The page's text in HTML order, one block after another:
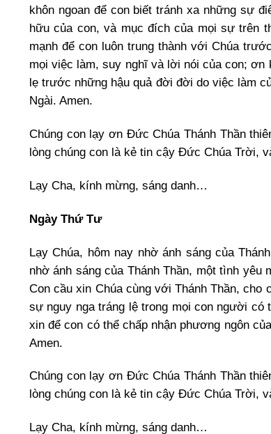
khôn ngoan để con biết tránh xa những sự
hữu của con, và mục đích của mọi sự trên
mạnh để con luôn trung thành với Chúa
mọi việc làm, suy nghĩ và lời nói của con;
lẹ trước những hậu quả đời đời do việc làm
Ngài. Amen.
Chúng con lạy ơn Đức Chúa Thánh Thần
lòng chúng con là kẻ tin cậy Đức Chúa Trời,
Lạy Cha, kính mừng, sáng danh…
Ngày Thứ Tư
Lạy Chúa, hôm nay nhờ ánh sáng của
nhờ ánh sáng của Thánh Thần, một tình
Con cầu xin Chúa cùng với Thánh Thần,
sự nguy nga tráng lệ trong mọi con người có
xin để con có thể chấp nhận phương ngôn
Amen.
Chúng con lạy ơn Đức Chúa Thánh Thần
lòng chúng con là kẻ tin cậy Đức Chúa Trời,
Lạy Cha, kính mừng, sáng danh…